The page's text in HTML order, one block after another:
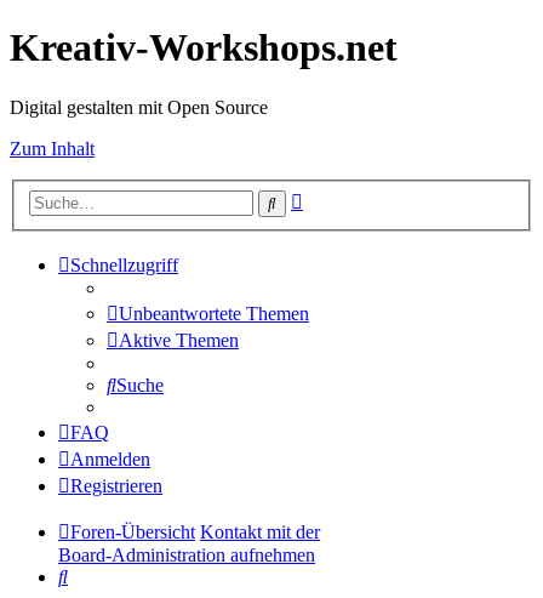
Kreativ-Workshops.net
Digital gestalten mit Open Source
Zum Inhalt
Suche
Schnellzugriff
Unbeantwortete Themen
Aktive Themen
Suche
FAQ
Anmelden
Registrieren
Foren-Übersicht Kontakt mit der
Board-Administration aufnehmen
Suche